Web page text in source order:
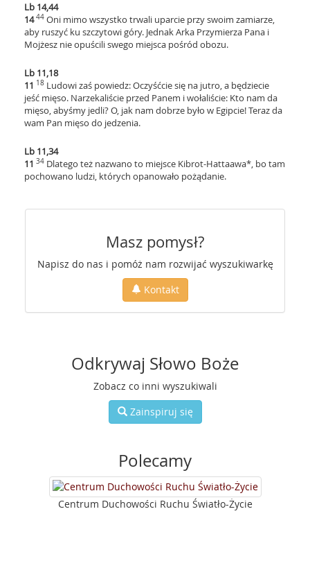
Lb 14,44
14 44 Oni mimo wszystko trwali uparcie przy swoim zamiarze,
aby ruszyć ku szczytowi góry. Jednak Arka Przymierza Pana i
Mojżesz nie opuścili swego miejsca pośród obozu.
Lb 11,18
11 18 Ludowi zaś powiedz: Oczyśćcie się na jutro, a będziecie
jeść mięso. Narzekaliście przed Panem i wołaliście: Kto nam da
mięso, abyśmy jedli? O, jak nam dobrze było w Egipcie! Teraz da
wam Pan mięso do jedzenia.
Lb 11,34
11 34 Dlatego też nazwano to miejsce Kibrot-Hattaawa*, bo tam
pochowano ludzi, których opanowało pożądanie.
Masz pomysł?
Napisz do nas i pomóż nam rozwijać wyszukiwarkę
Kontakt
Odkrywaj Słowo Boże
Zobacz co inni wyszukiwali
Zainspiruj się
Polecamy
Centrum Duchowości Ruchu Światło-Życie